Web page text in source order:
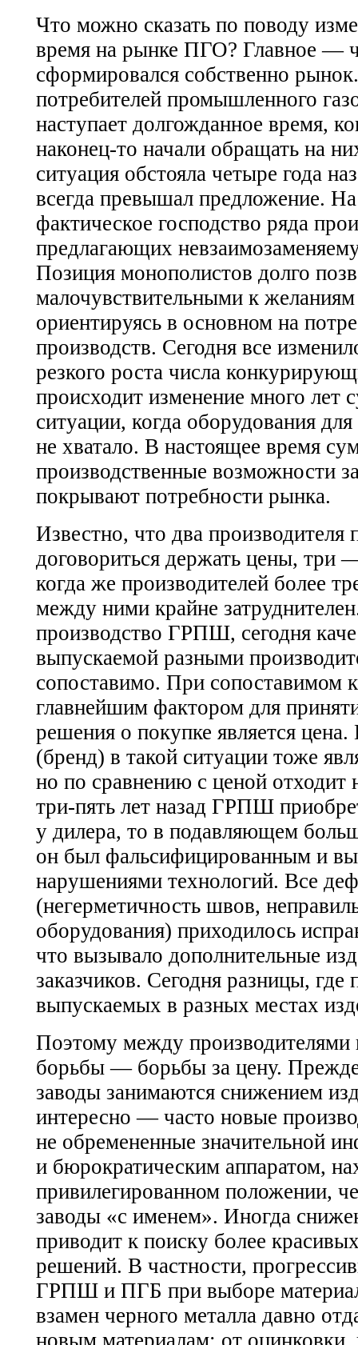
Что можно сказать по поводу
время на рынке ПГО? Главное —
сформировался собственно
потребителей промышленного
наступает долгожданное время,
наконец-то начали обращать на
ситуация обстояла четыре года
всегда превышал предложение.
фактическое господство ряда
предлагающих
Позиция монополистов долго
малочувствительными к желаниям
ориентируясь в основном на
производств. Сегодня все
резкого роста числа
происходит изменение много лет
ситуации, когда оборудования
не хватало. В настоящее время
производственные возможности
покрывают потребности рынка.
Известно, что два
договориться держать цены,
когда же производителей более
между ними крайне
производство ГРПШ, сегодня
выпускаемой разными
сопоставимо. При сопоставимом
главнейшим фактором для
решения о покупке является
(бренд) в такой ситуации тоже
но по сравнению с ценой отходит
три-пять лет назад ГРПШ
у дилера, то в подавляющем
он был фальсифицированным и
нарушениями технологий. Все
(негерметичность швов,
оборудования) приходилось
что вызывало дополнительные
заказчиков. Сегодня разницы, где
выпускаемых в разных местах
Поэтому между производителями
борьбы — борьбы за цену. Прежде
заводы занимаются снижением
интересно — часто новые
не обремененные значительной
и бюрократическим аппаратом,
привилегированном положении,
заводы «с именем». Иногда
приводит к поиску более
решений. В частности,
ГРПШ и ПГБ при выборе
взамен черного металла давно
новым материалам: от